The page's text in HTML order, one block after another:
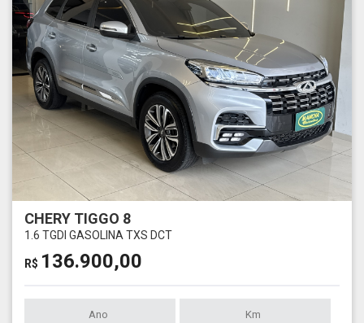
CHERY TIGGO 8
1.6 TGDI GASOLINA TXS DCT
R$ 136.900,00
Ano Km